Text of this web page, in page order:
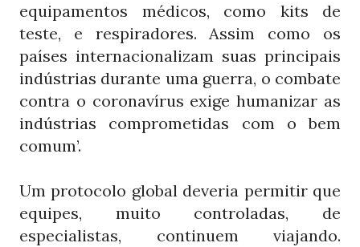
equipamentos médicos, como kits de
teste, e respiradores. Assim como os
países internacionalizam suas principais
indústrias durante uma guerra, o combate
contra o coronavírus exige humanizar as
indústrias comprometidas com o bem
comum’.
Um protocolo global deveria permitir que
equipes, muito controladas, de
especialistas, continuem viajando.